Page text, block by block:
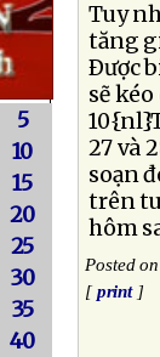
5
10
15
20
25
30
35
40
Tuy
tăng
Ðược
sẽ
27 và
soạn
trên
hôm
Posted
[print]